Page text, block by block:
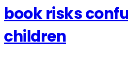
book risks
children